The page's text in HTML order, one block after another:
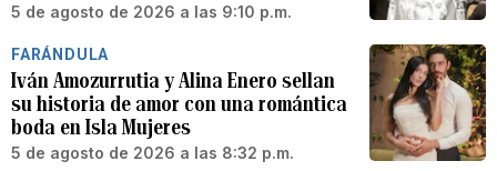
5 de agosto de 2026 a las 9:10 p.m.
FARÁNDULA
Iván Amozurrutia y Alina Enero sellan
su historia de amor con una romántica
boda en Isla Mujeres
5 de agosto de 2026 a las 8:32 p.m.